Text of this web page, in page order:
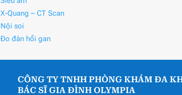
X-Quang – CT Scan
Nội soi
Đo đàn hồi gan
CÔNG TY TNHH PHÒNG KHÁM ĐA
BÁC SĨ GIA ĐÌNH OLYMPIA